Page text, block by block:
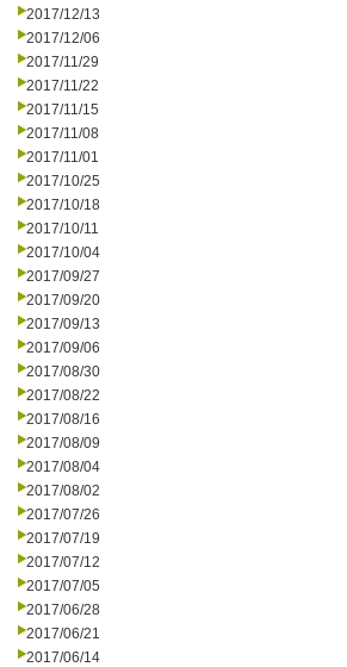
2017/12/13
2017/12/06
2017/11/29
2017/11/22
2017/11/15
2017/11/08
2017/11/01
2017/10/25
2017/10/18
2017/10/11
2017/10/04
2017/09/27
2017/09/20
2017/09/13
2017/09/06
2017/08/30
2017/08/22
2017/08/16
2017/08/09
2017/08/04
2017/08/02
2017/07/26
2017/07/19
2017/07/12
2017/07/05
2017/06/28
2017/06/21
2017/06/14